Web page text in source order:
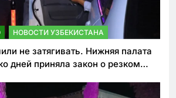
НОВОСТИ УЗБЕКИСТАНА
не затягивать. Нижняя палата
дней приняла закон о резком